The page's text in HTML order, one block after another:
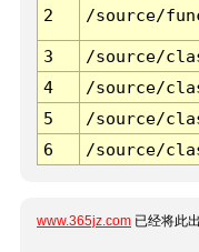
2 /source/
3 /source/
4
/source/
5
/source/
6
/source/
www.365jz.com 已经将此